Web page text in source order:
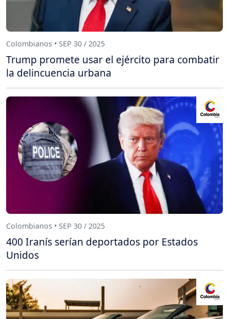
Colombianos • SEP 30 / 2025
Trump promete usar el ejército para combatir
la delincuencia urbana
Colombianos • SEP 30 / 2025
400 Iranís serían deportados por Estados
Unidos